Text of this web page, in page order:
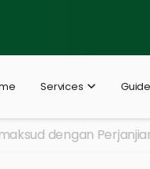
Services
dengan